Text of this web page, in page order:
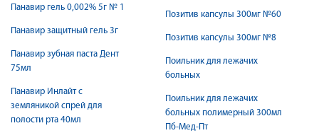
Панавир гель 0,002% 5г № 1
Панавир защитный гель 3г
Панавир зубная паста Дент
75мл
Панавир Инлайт с
земляникой спрей для
полости рта 40мл
Позитив капсулы 300мг №60
Позитив капсулы 300мг №8
Поильник для лежачих
больных
Поильник для лежачих
больных полимерный 300мл
Пб-Мед-Пт